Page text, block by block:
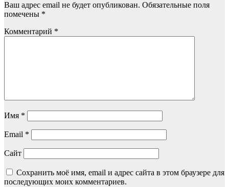
Ваш адрес email не будет опубликован. Обязательные поля
помечены *
Комментарий *
Имя *
Email *
Сайт
Сохранить моё имя, email и адрес сайта в этом браузере для
последующих моих комментариев.